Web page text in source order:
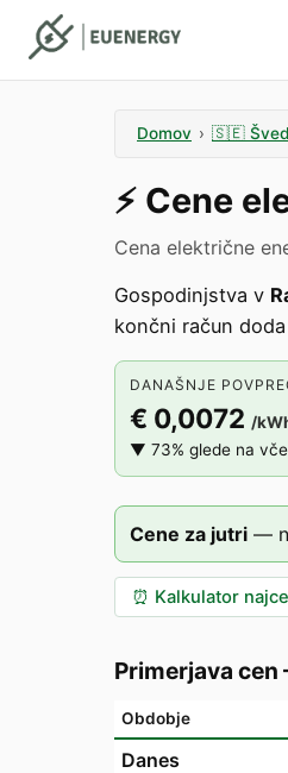
Domov › 🇸🇪
⚡️ Cene
Cena električne
Gospodinjstva v
končni račun
DANAŠNJE
€ 0,0072 /
▼ 73% glede na
Cene za jutri —
⏰ Kalkulator
Primerjava cen
Obdobje
Danes